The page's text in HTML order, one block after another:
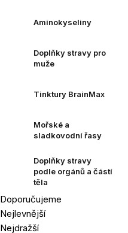
Aminokyseliny
Doplňky stravy pro
muže
Tinktury BrainMax
Mořské a
sladkovodní řasy
Doplňky stravy
podle orgánů a částí
těla
Řazení
produktů
Doporučujeme
Nejlevnější
Nejdražší